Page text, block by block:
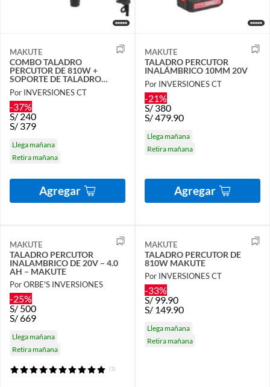
MAKUTE
COMBO TALADRO
PERCUTOR DE 810W +
SOPORTE DE TALADRO
MAKUTE
Por INVERSIONES CT
-37%
S/240
S/ 379
Llega mañana
Retira mañana
Agregar
MAKUTE
TALADRO PERCUTOR
INALÁMBRICO 10MM 20V
Por INVERSIONES CT
-21%
S/380
S/479.90
Llega mañana
Retira mañana
Agregar
MAKUTE
TALADRO PERCUTOR
INALAMBRICO DE 20V – 4.0
AH – MAKUTE
Por ORBE'S INVERSIONES
-25%
S/500
S/669
Llega mañana
Retira mañana
(1)
MAKUTE
TALADRO PERCUTOR DE
810W MAKUTE
Por INVERSIONES CT
-33%
S/99.90
S/ 149.90
Llega mañana
Retira mañana